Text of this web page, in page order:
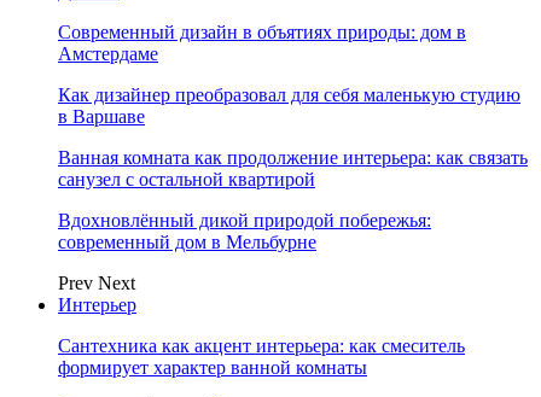
Современный дизайн в объятиях природы: дом в
Амстердаме
Как дизайнер преобразовал для себя маленькую студию
в Варшаве
Ванная комната как продолжение интерьера: как связать
санузел с остальной квартирой
Вдохновлённый дикой природой побережья:
современный дом в Мельбурне
Prev Next
Интерьер
Сантехника как акцент интерьера: как смеситель
формирует характер ванной комнаты